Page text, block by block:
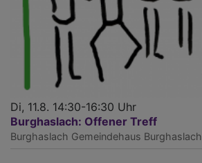
Di, 11.8. 14:30-16:30 Uhr
Burghaslach: Offener Treff
Burghaslach Gemeindehaus Burghaslach